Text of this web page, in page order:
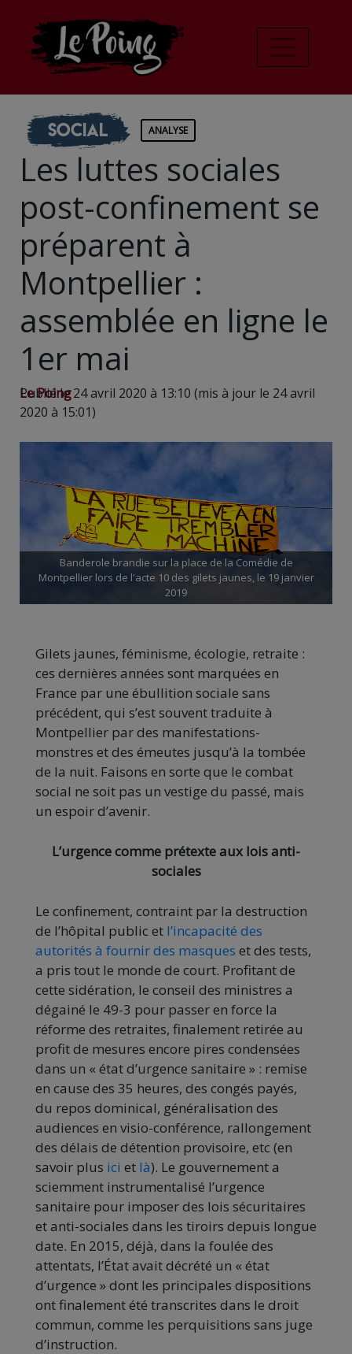
Social ANALYSE
Les luttes sociales
post-confinement se
préparent à
Montpellier :
assemblée en ligne le
1er mai
Le Poing
Publié le 24 avril 2020 à 13:10 (mis à jour le 24 avril
2020 à 15:01)
Banderole brandie sur la place de la Comédie de
Montpellier lors de l'acte 10 des gilets jaunes, le 19 janvier
2019
Gilets jaunes, féminisme, écologie, retraite :
ces dernières années sont marquées en
France par une ébullition sociale sans
précédent, qui s’est souvent traduite à
Montpellier par des manifestations-
monstres et des émeutes jusqu’à la tombée
de la nuit. Faisons en sorte que le combat
social ne soit pas un vestige du passé, mais
un espoir d’avenir.
L’urgencecomme prétexte aux lois anti-
sociales
Le confinement, contraint par la destruction
de l’hôpital public et l’incapacité des
autorités à fournir des masques et des tests,
a pris tout le monde de court. Profitant de
cette sidération, le conseil des ministres a
dégainé le 49-3 pour passer en force la
réforme des retraites, finalement retirée au
profit de mesures encore pires condensées
dans un « état d’urgence sanitaire » : remise
en cause des 35 heures, des congés payés,
du repos dominical, généralisation des
audiences en visio-conférence, rallongement
des délais de détention provisoire, etc (en
savoir plus ici et là). Le gouvernement a
sciemment instrumentalisé l’urgence
sanitaire pour imposer des lois sécuritaires
et anti-sociales dans les tiroirs depuis longue
date. En 2015, déjà, dans la foulée des
attentats, l’État avait décrété un « état
d’urgence » dont les principales dispositions
ont finalement été transcrites dans le droit
commun, comme les perquisitions sans juge
d’instruction.